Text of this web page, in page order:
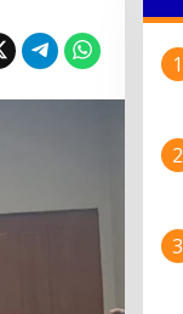
n
u
k
1
2
3